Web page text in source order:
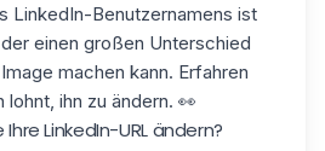
LinkedIn-Benutzernamens ist
einen großen Unterschied
machen kann. Erfahren
ihn zu ändern. 👀
LinkedIn-URL ändern?